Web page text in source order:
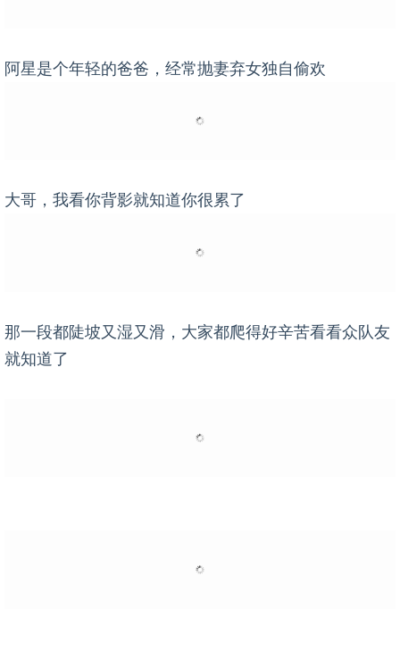
阿星是个年轻的爸爸，经常抛妻弃女独自偷欢
大哥，我看你背影就知道你很累了
那一段都陡坡又湿又滑，大家都爬得好辛苦看看众队友
就知道了